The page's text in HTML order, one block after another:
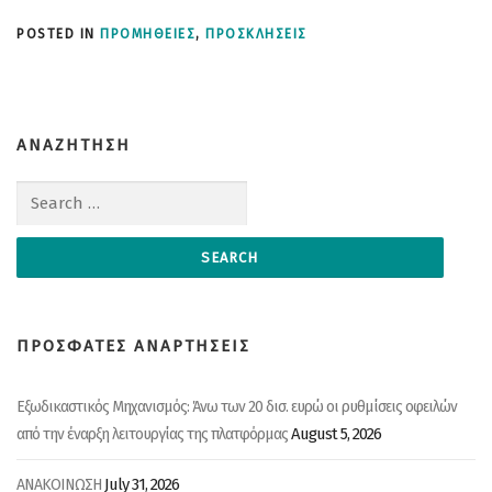
POSTED IN ΠΡΟΜΗΘΕΙΕΣ, ΠΡΟΣΚΛΗΣΕΙΣ
ΑΝΑΖΗΤΗΣΗ
Search for:
ΠΡΟΣΦΑΤΕΣ ΑΝΑΡΤΗΣΕΙΣ
Εξωδικαστικός Μηχανισμός: Άνω των 20 δισ. ευρώ οι ρυθμίσεις οφειλών
από την έναρξη λειτουργίας της πλατφόρμαςAugust 5, 2026
ΑΝΑΚΟΙΝΩΣΗ July 31, 2026